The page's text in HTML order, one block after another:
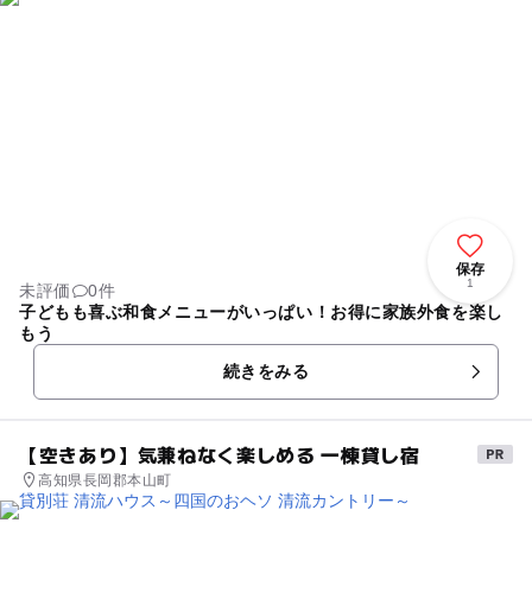
保存
1
未評価
0件
子どもも喜ぶ和食メニューがいっぱい！お得に家族外食を楽し
もう
続きをみる
【空きあり】気兼ねなく楽しめる 一棟貸し宿
高知県長岡郡本山町